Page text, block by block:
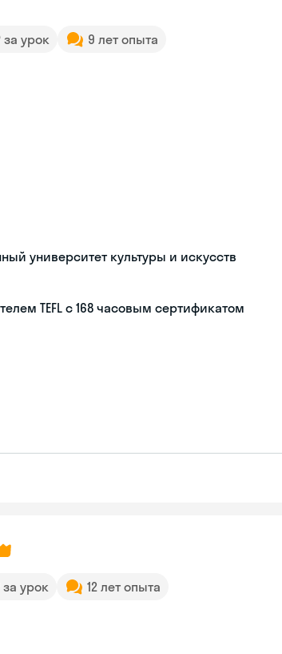
за урок 9 лет опыта
университет культуры и искусств
TEFL с 168 часовым сертификатом
за урок 12 лет опыта